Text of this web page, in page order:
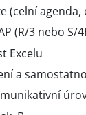
(celní
(R/3 nebo S/
Excelu
a